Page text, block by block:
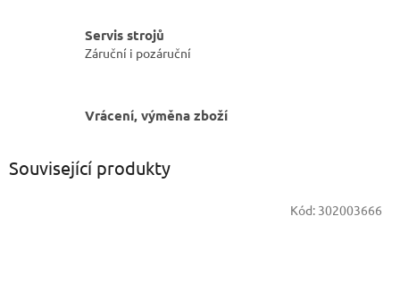
Servis strojů
Záruční i pozáruční
Vrácení, výměna zboží
Související produkty
Kód: 302003666